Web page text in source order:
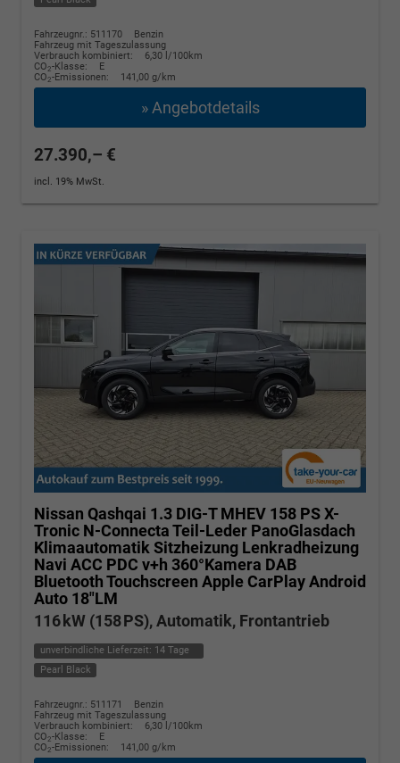
Fahrzeugnr.: 511170
Benzin
Fahrzeug mit Tageszulassung
Verbrauch kombiniert:
6,30 l/100km
CO2-Klasse:
E
CO2-Emissionen: 141,00 g/km
» Angebotdetails
27.390,– €
incl. 19% MwSt.
Nissan Qashqai 1.3 DIG-T MHEV 158 PS X-
Tronic N-Connecta Teil-Leder PanoGlasdach
Klimaautomatik Sitzheizung Lenkradheizung
Navi ACC PDC v+h 360°Kamera DAB
Bluetooth Touchscreen Apple CarPlay Android
Auto 18"LM
116 kW (158 PS), Automatik, Frontantrieb
unverbindliche Lieferzeit: 14 Tage
Pearl Black
Fahrzeugnr.: 511171
Benzin
Fahrzeug mit Tageszulassung
Verbrauch kombiniert:
6,30 l/100km
CO2-Klasse:
E
CO2-Emissionen: 141,00 g/km